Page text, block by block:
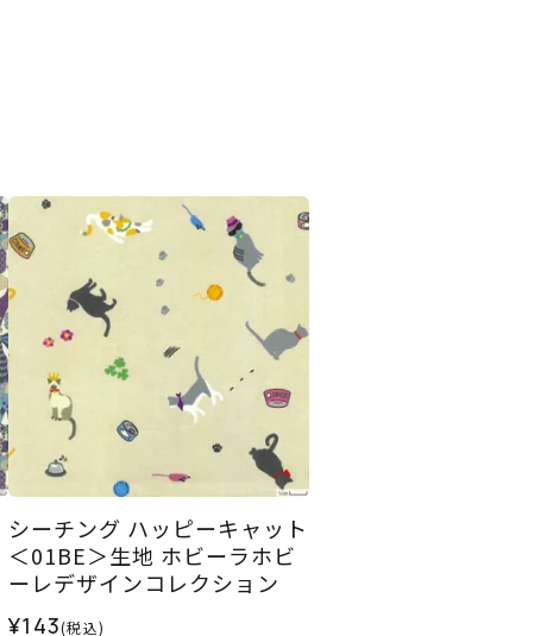
シーチング ハッピーキャット
＜01BE＞生地 ホビーラホビ
ーレデザインコレクション
¥143(税込)